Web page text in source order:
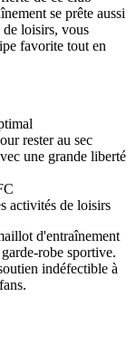
se prête aussi
de loisirs, vous
favorite tout en
rester au sec
une grande liberté
activités de loisirs
d'entraînement
robe sportive.
indéfectible à